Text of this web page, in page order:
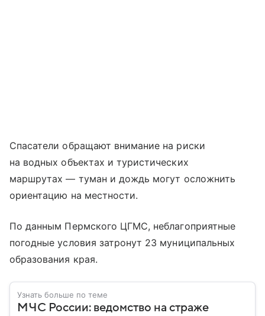
Спасатели обращают внимание на риски
на водных объектах и туристических
маршрутах — туман и дождь могут осложнить
ориентацию на местности.
По данным Пермского ЦГМС, неблагоприятные
погодные условия затронут 23 муниципальных
образования края.
Узнать больше по теме
МЧС России: ведомство на страже